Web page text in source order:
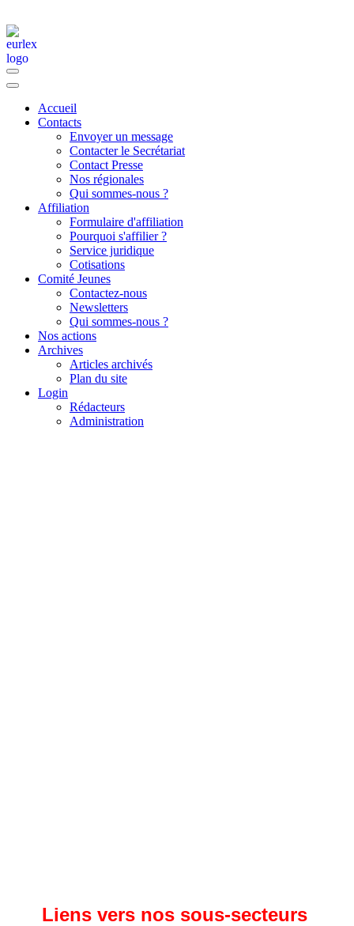
Accueil
Contacts
Envoyer un message
Contacter le Secrétariat
Contact Presse
Nos régionales
Qui sommes-nous ?
Affiliation
Formulaire d'affiliation
Pourquoi s'affilier ?
Service juridique
Cotisations
Comité Jeunes
Contactez-nous
Newsletters
Qui sommes-nous ?
Nos actions
Archives
Articles archivés
Plan du site
Login
Rédacteurs
Administration
Liens vers nos sous-secteurs